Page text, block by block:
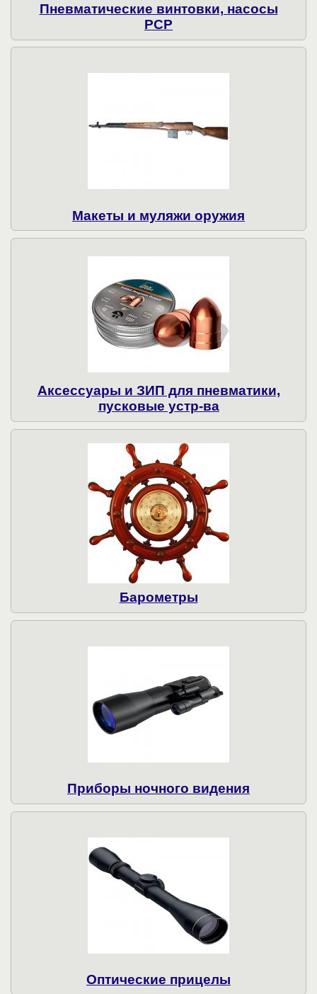
Пневматические винтовки, насосы
PCP
Макеты и муляжи оружия
Аксессуары и ЗИП для пневматики,
пусковые устр-ва
Барометры
Приборы ночного видения
Оптические прицелы